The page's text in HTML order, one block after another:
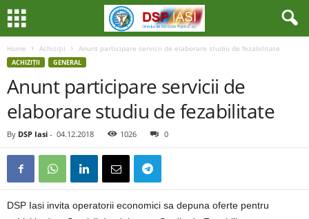
Home Achiziții Anunt participare servicii de elaborare studiu de fezabilitate
ACHIZIȚII GENERAL
Anunt participare servicii de
elaborare studiu de fezabilitate
By DSP Iasi - 04.12.2018 1026 0
DSP Iasi invita operatorii economici sa depuna oferte pentru